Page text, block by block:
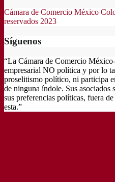
Cámara de Comercio México
reservados 2023
Síguenos
“La Cámara de Comercio
empresarial NO política y por lo
proselitismo político, ni participa
de ninguna índole. Sus asociados
sus preferencias políticas, fuera
esta.”